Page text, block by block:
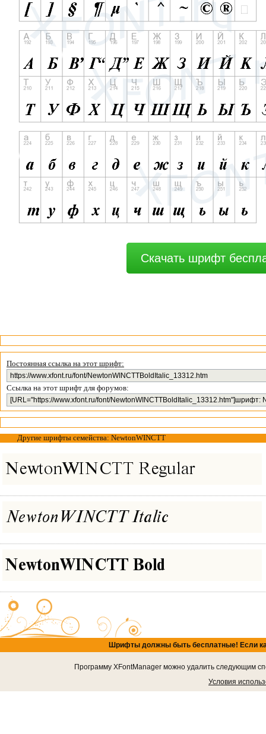
Скачать шрифт
Постоянная ссылка на этот шрифт:
Ссылка на этот шрифт для форумов:
Другие шрифты семейства: NewtonWINCTT
Шрифты должны быть бесплатные! Если
Программу XFontManager можно удалить следующим
Условия